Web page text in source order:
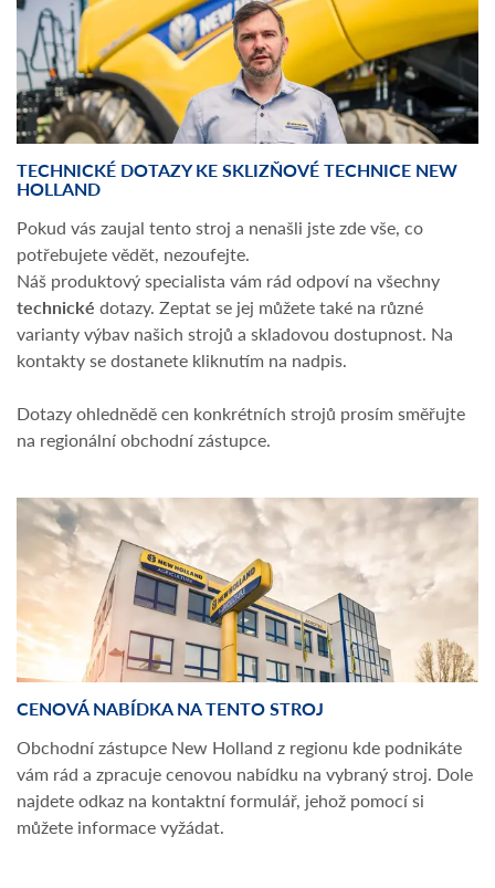
TECHNICKÉ DOTAZY KE SKLIZŇOVÉ TECHNICE NEW
HOLLAND
Pokud vás zaujal tento stroj a nenašli jste zde vše, co
potřebujete vědět, nezoufejte.
Náš produktový specialista vám rád odpoví na všechny
technické dotazy. Zeptat se jej můžete také na různé
varianty výbav našich strojů a skladovou dostupnost. Na
kontakty se dostanete kliknutím na nadpis.
Dotazy ohlednědě cen konkrétních strojů prosím směřujte
na regionální obchodní zástupce.
CENOVÁ NABÍDKA NA TENTO STROJ
Obchodní zástupce New Holland z regionu kde podnikáte
vám rád a zpracuje cenovou nabídku na vybraný stroj. Dole
najdete odkaz na kontaktní formulář, jehož pomocí si
můžete informace vyžádat.